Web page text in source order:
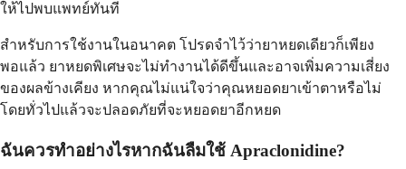
ให้ไปพบแพทย์ทันที
สำหรับการใช้งานในอนาคต โปรดจำไว้ว่ายาหยดเดียวก็เพียง
พอแล้ว ยาหยดพิเศษจะไม่ทำงานได้ดีขึ้นและอาจเพิ่มความเสี่ยง
ของผลข้างเคียง หากคุณไม่แน่ใจว่าคุณหยอดยาเข้าตาหรือไม่
โดยทั่วไปแล้วจะปลอดภัยที่จะหยอดยาอีกหยด
ฉันควรทำอย่างไรหากฉันลืมใช้ Apraclonidine?